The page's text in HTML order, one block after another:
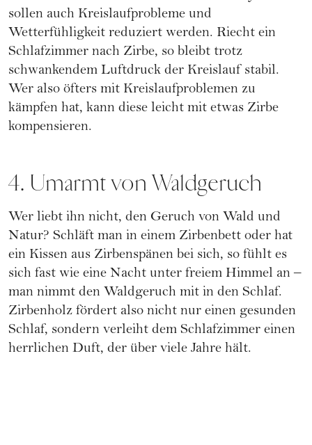
sollen auch Kreislaufprobleme und
Wetterfühligkeit reduziert werden. Riecht ein
Schlafzimmer nach Zirbe, so bleibt trotz
schwankendem Luftdruck der Kreislauf stabil.
Wer also öfters mit Kreislaufproblemen zu
kämpfen hat, kann diese leicht mit etwas Zirbe
kompensieren.
4. Umarmt von Waldgeruch
Wer liebt ihn nicht, den Geruch von Wald und
Natur? Schläft man in einem Zirbenbett oder hat
ein Kissen aus Zirbenspänen bei sich, so fühlt es
sich fast wie eine Nacht unter freiem Himmel an –
man nimmt den Waldgeruch mit in den Schlaf.
Zirbenholz fördert also nicht nur einen gesunden
Schlaf, sondern verleiht dem Schlafzimmer einen
herrlichen Duft, der über viele Jahre hält.